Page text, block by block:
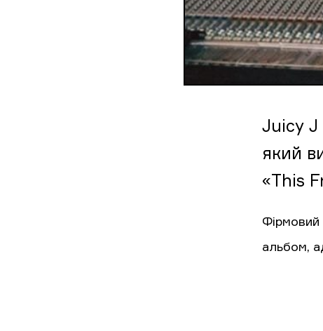
Juicy J
який
«This
Фірмовий
альбом,